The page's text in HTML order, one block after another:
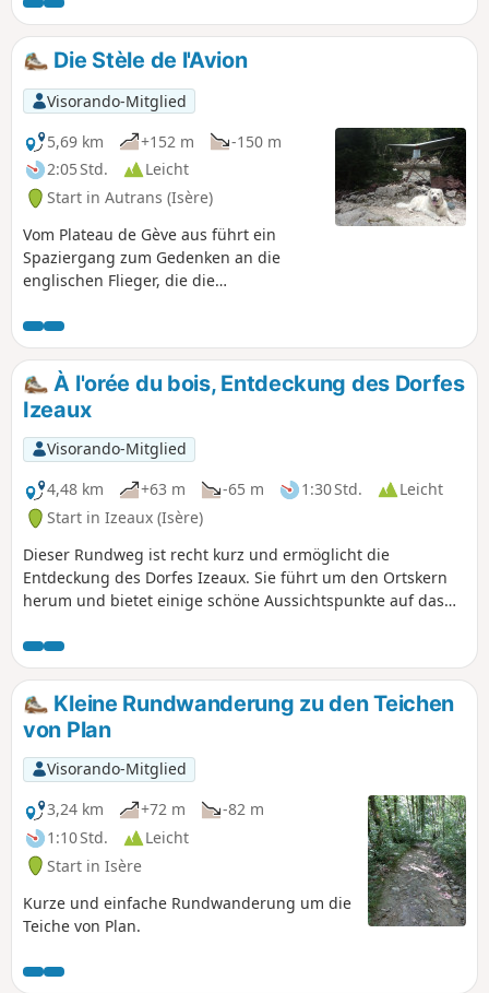
Schöne Passagen durch zerklüftete
Karstlandschaften, schöne Mischwälder mit
einigen schönen Baumexemplaren. Zwei
interessante Orte zum Gedenken an die
Aktionen des Maquis du Vercors.
Die Stèle de l'Avion
Visorando-Mitglied
5,69 km
+152 m
-150 m
2:05 Std.
Leicht
Start in Autrans (Isère)
Vom Plateau de Gève aus führt ein
Spaziergang zum Gedenken an die
englischen Flieger, die die
Vercors versorgten.
À l'orée du bois, Entdeckung des Dorfes
Izeaux
Visorando-Mitglied
4,48 km
+63 m -65 m 1:30 Std.
Leicht
Start in Izeaux (Isère)
Dieser Rundweg ist recht kurz und ermöglicht die
Entdeckung des Dorfes Izeaux. Sie führt um den Ortskern
herum und bietet einige schöne Aussichtspunkte auf das
entdeckt einige bemerkenswerte Punkte des Dorfes Izeaux.
Kleine Rundwanderung zu den Teichen
von Plan
Visorando-Mitglied
3,24 km
+72 m
-82 m
1:10 Std.
Leicht
Start in Isère
Kurze und einfache Rundwanderung um die
Teiche von Plan.